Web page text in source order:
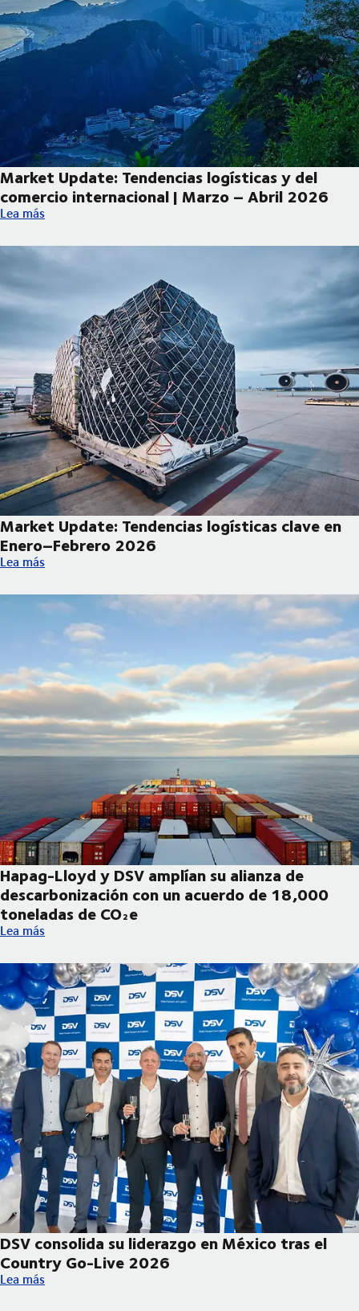
Market Update: Tendencias logísticas y del
comercio internacional | Marzo – Abril 2026
Market Update: Tendencias logísticas y del comercio
Lea más
Market Update: Tendencias logísticas clave en
Enero–Febrero 2026
Market Update: Tendencias logísticas clave en Enero–Febrero
Lea más
Hapag-Lloyd y DSV amplían su alianza de
descarbonización con un acuerdo de 18,000
toneladas de CO₂e
Hapag-Lloyd y DSV amplían su alianza de descarbonización
Lea más
DSV consolida su liderazgo en México tras el
Country Go-Live 2026
DSV consolida su liderazgo en México tras el Country Go-Live
Lea más